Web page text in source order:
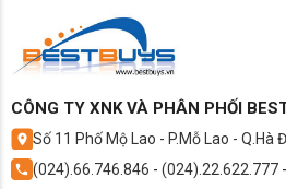
Chiều cao lắp đặt tối đa giữa cục
15m
Dòng điện vào:
Kích thước ống đồng:
6/10
Số lượng kết nối dàn lạnh tối đa:
1
CÔNG TY XNK VÀ PHÂN PHỐI
Số 11 Phố Mộ Lao - P.Mỗ Lao - Q.Hà
(024).66.746.846 - (024).22.622.777 -